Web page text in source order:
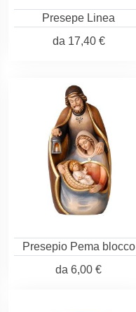
Presepe Linea
da 17,40 €
Presepio Pema blocco
da 6,00 €